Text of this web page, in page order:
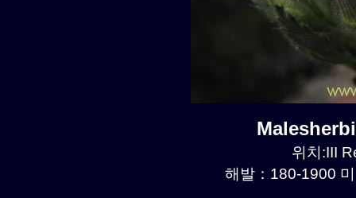
위치:III
해발：180-1900